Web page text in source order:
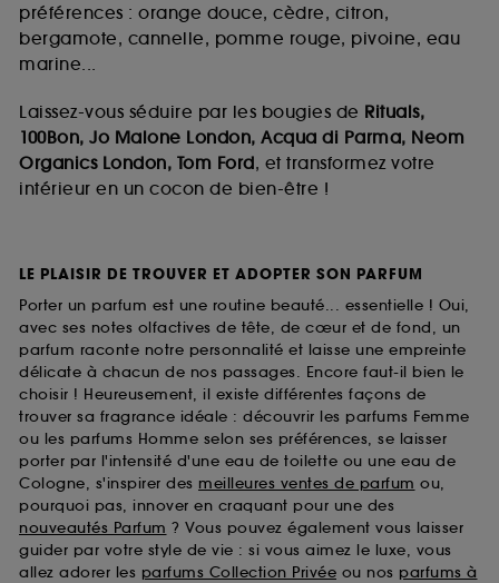
préférences : orange douce, cèdre, citron,
bergamote, cannelle, pomme rouge, pivoine, eau
marine...
Laissez-vous séduire par les bougies de Rituals,
100Bon, Jo Malone London, Acqua di Parma, Neom
Organics London, Tom Ford, et transformez votre
intérieur en un cocon de bien-être !
LE PLAISIR DE TROUVER ET ADOPTER SON PARFUM
Porter un parfum est une routine beauté... essentielle ! Oui,
avec ses notes olfactives de tête, de cœur et de fond, un
parfum raconte notre personnalité et laisse une empreinte
délicate à chacun de nos passages. Encore faut-il bien le
choisir ! Heureusement, il existe différentes façons de
trouver sa fragrance idéale : découvrir les parfums Femme
ou les parfums Homme selon ses préférences, se laisser
porter par l'intensité d'une eau de toilette ou une eau de
Cologne, s'inspirer des meilleures ventes de parfum ou,
pourquoi pas, innover en craquant pour une des
nouveautés Parfum ? Vous pouvez également vous laisser
guider par votre style de vie : si vous aimez le luxe, vous
allez adorer les parfums Collection Privée ou nos parfums à